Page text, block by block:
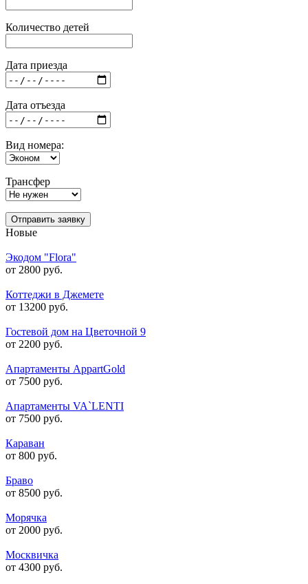
Количество детей
Дата приезда
Дата отъезда
Вид номера:
Трансфер
Отправить заявку
Новые
Экодом "Flora"
от 2800 руб.
Коттеджи в Джемете
от 13200 руб.
Гостевой дом на Цветочной 9
от 2200 руб.
Апартаменты AppartGold
от 7500 руб.
Апартаменты VA`LENTI
от 7500 руб.
Караван
от 800 руб.
Браво
от 8500 руб.
Морячка
от 2000 руб.
Москвичка
от 4300 руб.